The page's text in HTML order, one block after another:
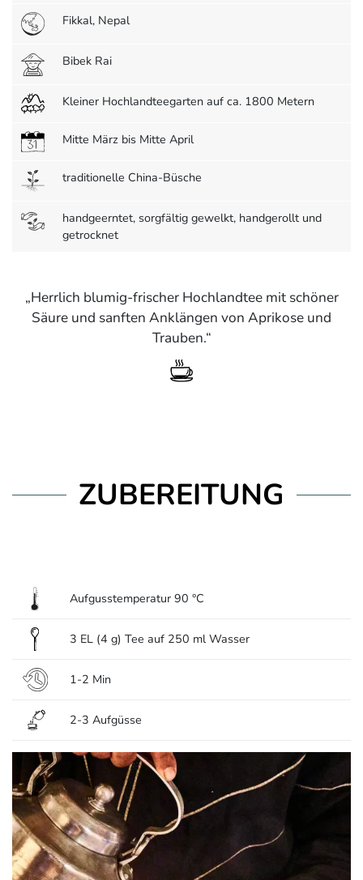
Fikkal, Nepal
Bibek Rai
Kleiner Hochlandteegarten auf ca. 1800 Metern
Mitte März bis Mitte April
traditionelle China-Büsche
handgeerntet, sorgfältig gewelkt, handgerollt und
getrocknet
Herrlich blumig-frischer Hochlandtee mit schöner
Säure und sanften Anklängen von Aprikose und
Trauben.
ZUBEREITUNG
Aufgusstemperatur 90 °C
3 EL (4 g) Tee auf 250 ml Wasser
1-2 Min
2-3 Aufgüsse